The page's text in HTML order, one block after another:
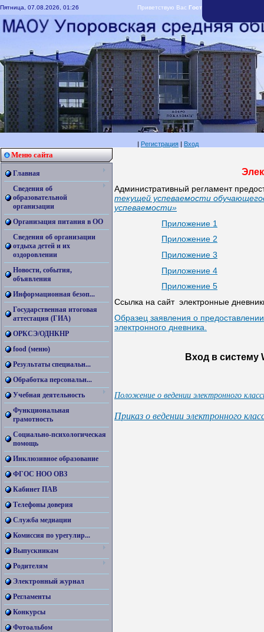
Пятница, 07.08.2026, 01:26 Приветствую Вас Гость
| Регистрация | Вход
Меню сайта
Главная
Сведения об
образовательной
организации
Организация питания в ОО
Сведения об организации
отдыха детей и их
оздоровлении
Новости, события,
объявления
Информационная безоп...
Государственная итоговая
аттестация (ГИА)
ОРКСЭ/ОДНКНР
food (меню)
Результаты специальн...
Обработка персональн...
Учебная деятельность
Функциональная
грамотность
Социально-психологическая
помощь
Инклюзивное образование
ФГОС НОО ОВЗ
Кабинет ПАВ
Телефоны доверия
Служба медиации
Комиссия по урегулир...
Выпускникам
Родителям
Электронный журнал
Регламенты
Конкурсы
Фотоальбом
Административный регламент
текущей успеваемости
успеваемости»
Приложение 1
Приложение 2
Приложение 3
Приложение 4
Приложение 5
Ссылка на сайт электронные
Образец заявления о
электронного дневника.
Вход в систему
Положение о ведении электронного
Приказ о ведении электронного